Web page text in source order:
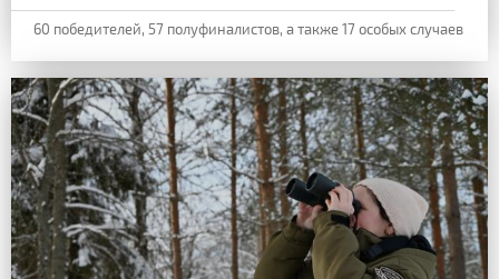
60 победителей, 57 полуфиналистов, а также 17 особых случаев